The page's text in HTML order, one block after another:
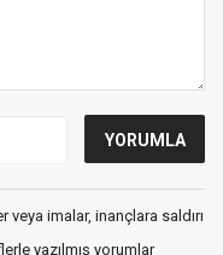
imalar, inançlara saldırı
yazılmış yorumlar